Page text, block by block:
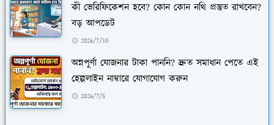
কী ভেরিফিকেশন হবে? কোন কোন নথি প্রস্তুত রাখবেন?
বড় আপডেট
2026/7/10
অন্নপূর্ণা যোজনার টাকা পাননি? দ্রুত সমাধান পেতে এই
হেল্পলাইন নাম্বারে যোগাযোগ করুন
2026/7/5